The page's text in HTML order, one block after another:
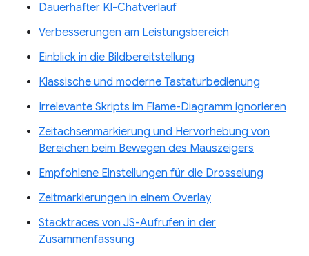
Dauerhafter KI-Chatverlauf
Verbesserungen am Leistungsbereich
Einblick in die Bildbereitstellung
Klassische und moderne Tastaturbedienung
Irrelevante Skripts im Flame-Diagramm ignorieren
Zeitachsenmarkierung und Hervorhebung von
Bereichen beim Bewegen des Mauszeigers
Empfohlene Einstellungen für die Drosselung
Zeitmarkierungen in einem Overlay
Stacktraces von JS-Aufrufen in der
Zusammenfassung